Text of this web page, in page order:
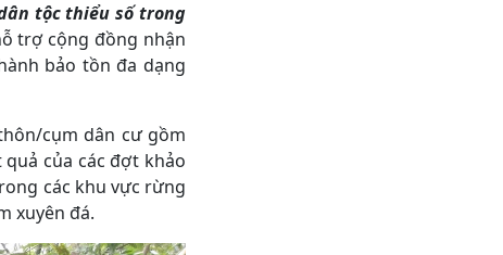
tộc thiểu số trong
trợ cộng đồng nhận
bảo tồn đa dạng
cụm dân cư gồm
quả của các đợt khảo
các khu vực rừng
xuyên đá.